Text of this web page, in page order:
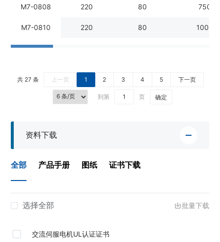
M7-0808 220 80 750
M7-0810 220 80 1000
共 27 条 上一页 1 2 3 4 5 下一页
到第 页 确定
资料下载
全部 产品手册 图纸 证书下载
选择全部 批量下载
交流伺服电机UL认证证书